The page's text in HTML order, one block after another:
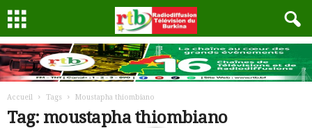
Accueil Tags Moustapha thiombiano
Tag: moustapha thiombiano